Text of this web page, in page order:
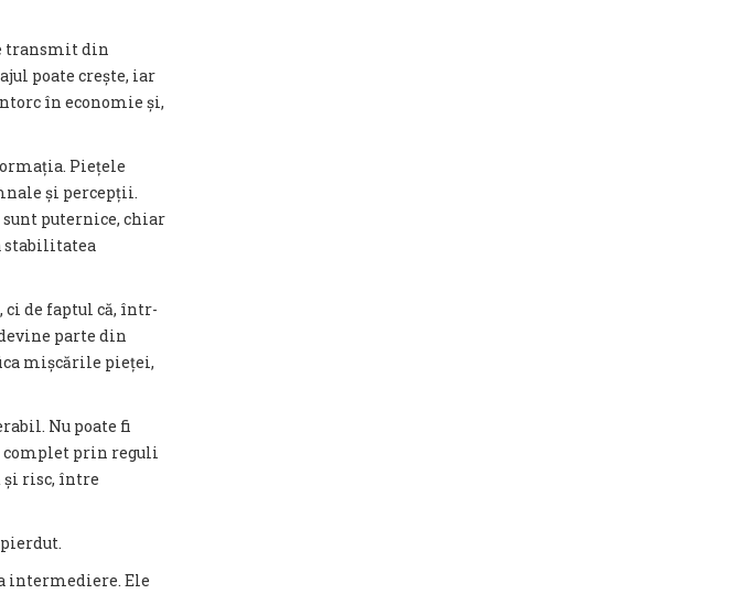
transmit din
poate crește, iar
în economie și,
Piețele
și percepții.
puternice, chiar
stabilitatea
de faptul că, într-
parte din
mișcările pieței,
Nu poate fi
complet prin reguli
și risc, între
intermediere. Ele